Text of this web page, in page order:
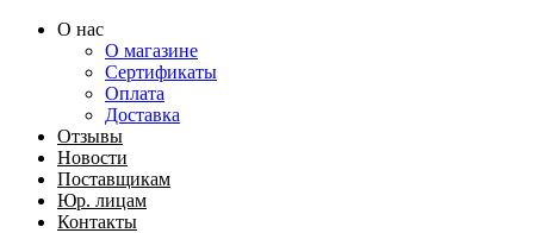
Перейти
содержимому
О нас
О магазине
Сертификаты
Оплата
Доставка
Отзывы
Новости
Поставщикам
Юр. лицам
Контакты